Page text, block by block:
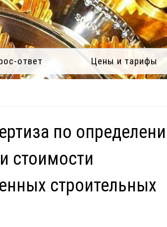
ответ Цены и тарифы
по
стоимости
строительных